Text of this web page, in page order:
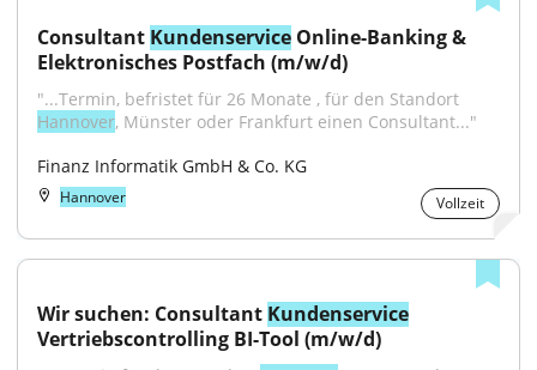
Consultant Kundenservice Online-Banking &
Elektronisches Postfach (m/w/d)
Hannover, Münster oder Frankfurt einen Consultant..."
Finanz Informatik GmbH & Co. KG
Hannover Vollzeit
Wir suchen: Consultant Kundenservice
Vertriebscontrolling BI-Tool (m/w/d)